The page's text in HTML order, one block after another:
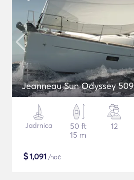
Jeanneau Sun Odyssey 509
Jadrnica
50 ft
15 m
12
$1,091 /noč